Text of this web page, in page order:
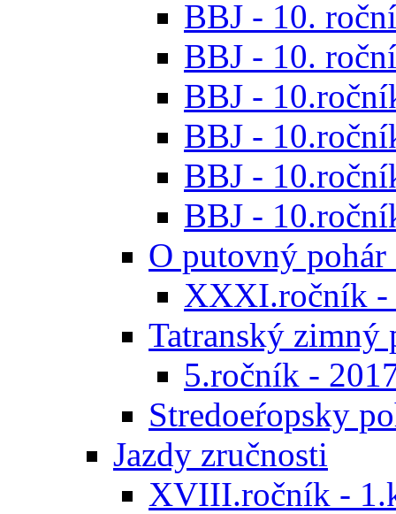
BBJ - 10.
BBJ - 10.
BBJ -
BBJ -
BBJ -
BBJ -
O putovný
XXXI.ročník -
Tatranský zimný
5.ročník -
Stredoeŕopsky
Jazdy zručnosti
XVIII.ročník -